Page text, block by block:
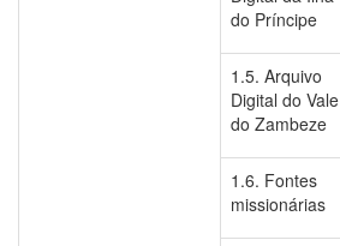
do Príncipe
1.5. Arquivo
Digital do Vale
do Zambeze
1.6. Fontes
missionárias